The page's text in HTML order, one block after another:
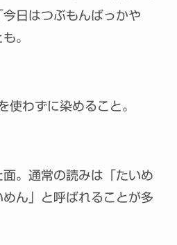
日はつぶもんばっかや
。
使わずに染めること。
。通常の読みは「たいめ
ん」と呼ばれることが多